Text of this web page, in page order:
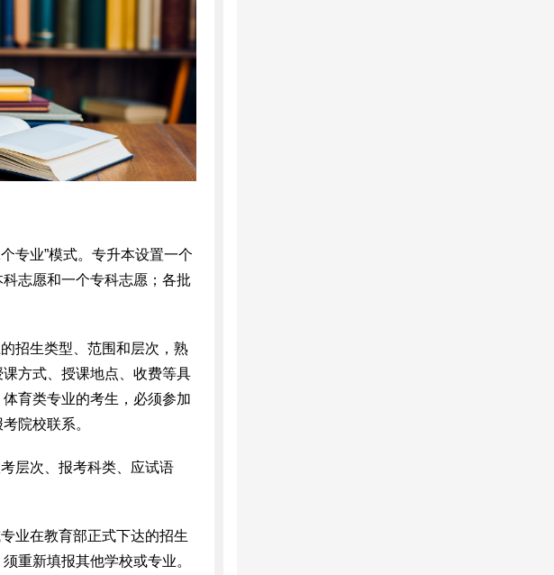
专业”模式。专升本设置一个
志愿和一个专科志愿；各批
招生类型、范围和层次，熟
方式、授课地点、收费等具
育类专业的考生，必须参加
院校联系。
层次、报考科类、应试语
业在教育部正式下达的招生
重新填报其他学校或专业。